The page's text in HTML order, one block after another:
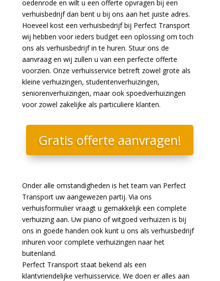
oedenrode en wilt u een offerte opvragen bij een
verhuisbedrijf dan bent u bij ons aan het juiste adres.
Hoeveel kost een verhuisbedrijf bij Perfect Transport
wij hebben voor ieders budget een oplossing om toch
ons als verhuisbedrijf in te huren. Stuur ons de
aanvraag en wij zullen u van een perfecte offerte
voorzien. Onze verhuisservice betreft zowel grote als
kleine verhuizingen, studentenverhuizingen,
seniorenverhuizingen, maar ook spoedverhuizingen
voor zowel zakelijke als particuliere klanten.
Gratis offerte aanvragen!
Onder alle omstandigheden is het team van Perfect
Transport uw aangewezen partij. Via ons
verhuisformulier vraagt u gemakkelijk een complete
verhuizing aan. Uw piano of witgoed verhuizen is bij
ons in goede handen ook kunt u ons als verhuisbedrijf
inhuren voor complete verhuizingen naar het
buitenland.
Perfect Transport staat bekend als een
klantvriendelijke verhuisservice. We doen er alles aan